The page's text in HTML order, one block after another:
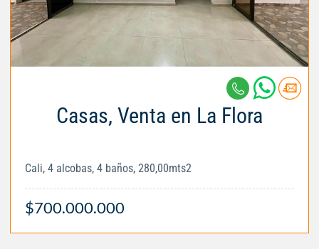
Casas, Venta en La Flora
Cali, 4 alcobas, 4 baños, 280,00mts2
$700.000.000